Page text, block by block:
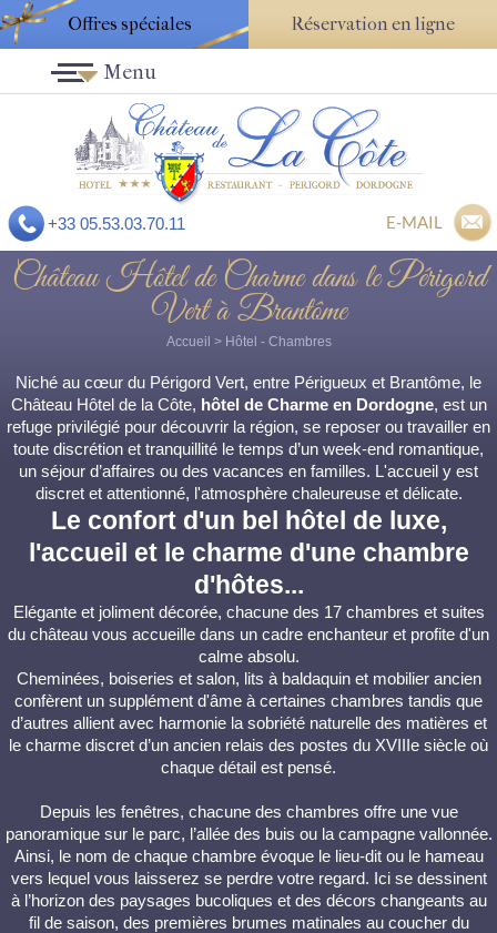
Offres spéciales Réservation en ligne
+33 05.53.03.70.11 E-MAIL
Menu
Château Hôtel de Charme dans le Périgord
Vert à Brantôme
Accueil > Hôtel - Chambres
Niché au cœur du Périgord Vert, entre Périgueux et Brantôme, le
Château Hôtel de la Côte, hôtel de Charme en Dordogne, est un
refuge privilégié pour découvrir la région, se reposer ou travailler en
toute discrétion et tranquillité le temps d’un week-end romantique,
un séjour d’affaires ou des vacances en familles. L'accueil y est
discret et attentionné, l'atmosphère chaleureuse et délicate.
Le confort d'un bel hôtel de luxe,
l'accueil et le charme d'une chambre
d'hôtes...
Elégante et joliment décorée, chacune des 17 chambres et suites
du château vous accueille dans un cadre enchanteur et profite d'un
calme absolu.
Cheminées, boiseries et salon, lits à baldaquin et mobilier ancien
confèrent un supplément d'âme à certaines chambres tandis que
d’autres allient avec harmonie la sobriété naturelle des matières et
le charme discret d’un ancien relais des postes du XVIIIe siècle où
chaque détail est pensé.
Depuis les fenêtres, chacune des chambres offre une vue
panoramique sur le parc, l’allée des buis ou la campagne vallonnée.
Ainsi, le nom de chaque chambre évoque le lieu-dit ou le hameau
vers lequel vous laisserez se perdre votre regard. Ici se dessinent
à l’horizon des paysages bucoliques et des décors changeants au
fil de saison, des premières brumes matinales au coucher du